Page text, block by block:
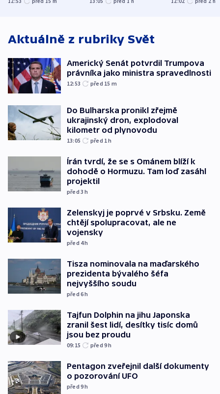
Aktuálně z rubriky Svět
Americký Senát potvrdil Trumpova
právníka jako ministra spravedlnosti
12:53 před 15 m
Do Bulharska pronikl zřejmě
ukrajinský dron, explodoval
kilometr od plynovodu
13:05 před 1h
Írán tvrdí, že se s Ománem blíží k
dohodě o Hormuzu. Tam loď zasáhl
projektil
před 3h
Zelenskyj je poprvé v Srbsku. Země
chtějí spolupracovat, ale ne
vojensky
před 4h
Tisza nominovala na maďarského
prezidenta bývalého šéfa
nejvyššího soudu
před 6h
Tajfun Dolphin na jihu Japonska
zranil šest lidí, desítky tisíc domů
jsou bez proudu
09:15 před 9h
Pentagon zveřejnil další dokumenty
o pozorování UFO
před 9h